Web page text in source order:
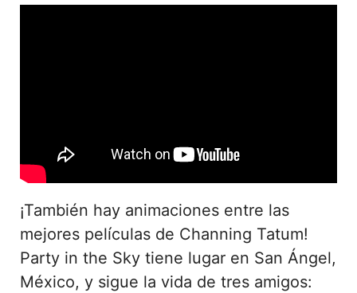
¡También hay animaciones entre las
mejores películas de Channing Tatum!
Party in the Sky tiene lugar en San Ángel,
México, y sigue la vida de tres amigos: